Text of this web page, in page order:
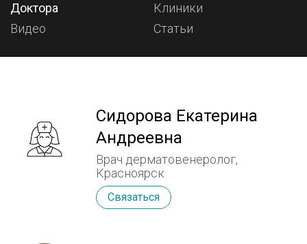
Доктора
Клиники
Видео
Статьи
Сидорова Екатерина
Андреевна
Врач дерматовенеролог,
Красноярск
Связаться